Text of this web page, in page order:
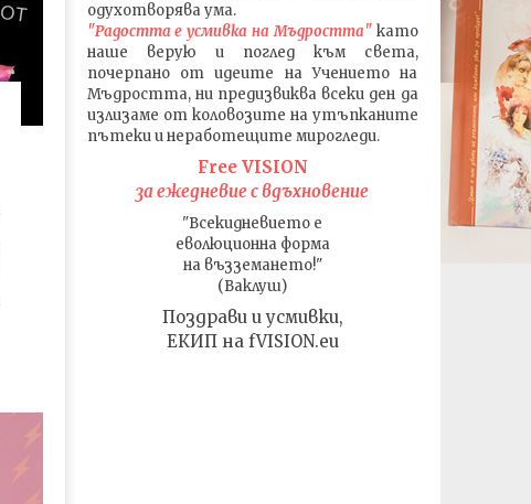
одухотворява ума.
"Радостта е усмивка на Мъдростта"като
наше верую и поглед към света,
почерпано от идеите на Учението на
Мъдростта,ни предизвиква всеки ден да
излизаме от коловозите на утъпканите
пътеки и неработещите мирогледи.
Free VISION
за ежедневие с вдъхновение
"Всекидневието е
еволюционна форма
на възземането!"
(Ваклуш)
Поздрави и усмивки,
ЕКИП на fVISION.eu